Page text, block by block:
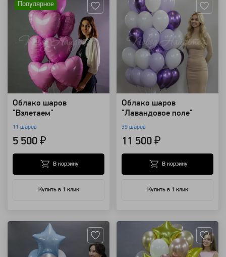
Популярное
Облако шаров
"Взлетаем"
11 шаров
5 500 ₽
Купить в 1 клик
В корзину
Облако шаров
"Лавандовое поле"
39 шаров
11 500 ₽
Купить в 1 клик
В корзину